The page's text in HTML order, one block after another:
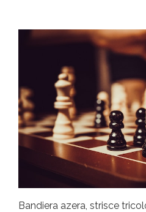
Bandiera azera, strisce